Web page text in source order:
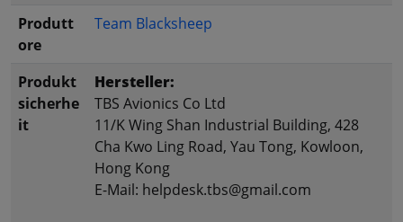
Produtt
ore
Team Blacksheep
Produkt
sicherhe
it
Hersteller:
TBS Avionics Co Ltd
11/K Wing Shan Industrial Building, 428
Cha Kwo Ling Road, Yau Tong, Kowloon,
Hong Kong
E-Mail: helpdesk.tbs@gmail.com